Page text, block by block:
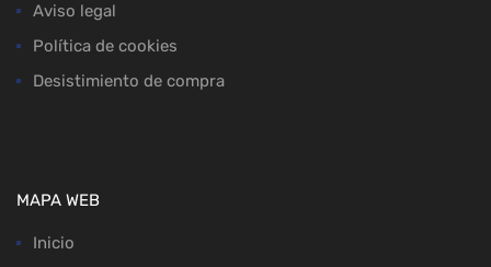
Aviso legal
Política de cookies
Desistimiento de compra
MAPA WEB
Inicio